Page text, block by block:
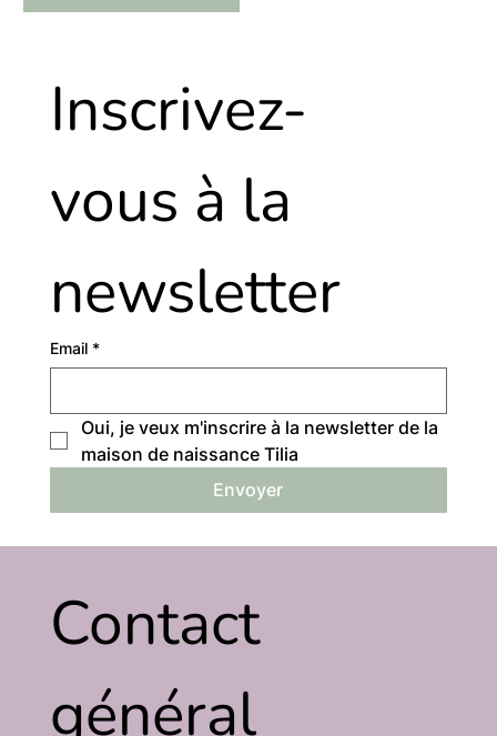
Inscrivez-
vous à la
newsletter
Email *
Oui, je veux m'inscrire à la newsletter de la
maison de naissance Tilia
Envoyer
Contact
général